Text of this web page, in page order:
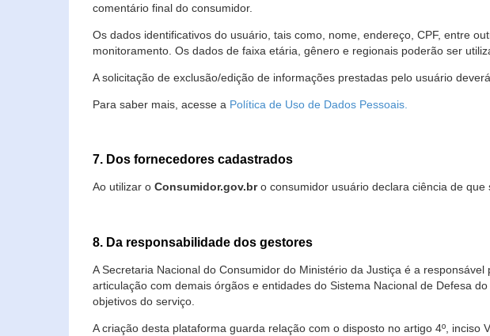
comentário final do consumidor.
Os dados identificativos do usuário, tais como, nome, endereço, CPF, entre
monitoramento. Os dados de faixa etária, gênero e regionais poderão ser
A solicitação de exclusão/edição de informações prestadas pelo usuário
Para saber mais, acesse a Política de Uso de Dados Pessoais.
7. Dos fornecedores cadastrados
Ao utilizar o Consumidor.gov.bro consumidor usuário declara ciência de
8. Da responsabilidade dos gestores
A Secretaria Nacional do Consumidor do Ministério da Justiça é a
articulação com demais órgãos e entidades do Sistema Nacional de Defesa
objetivos do serviço.
A criação desta plataforma guarda relação com o disposto no artigo 4º, inciso